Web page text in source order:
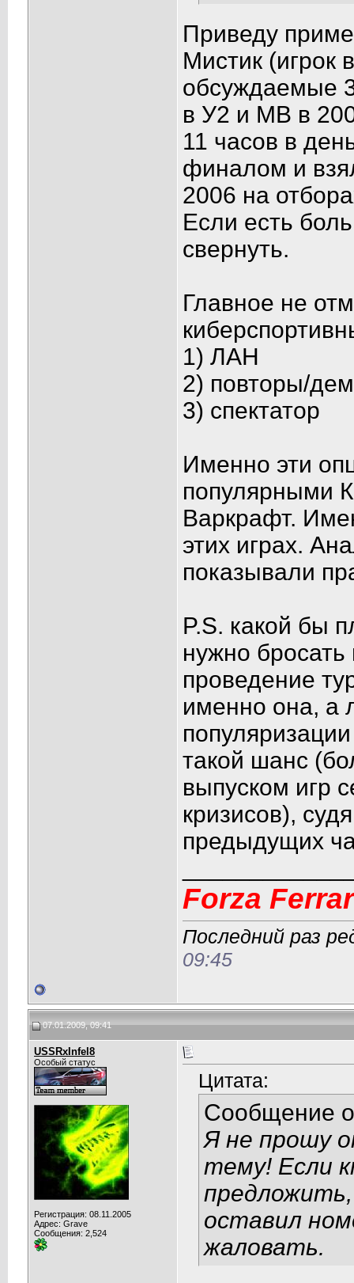
Приведу
Мистик (игрок
обсуждаемые
в У2 и МВ в
11 часов в
финалом и
2006 на
Если есть
свернуть.
Главное не
1) ЛАН
2) повторы/
3) спектатор
Именно эти
популярными
Варкрафт.
этих играх.
показывали
P.S. какой бы
нужно бросать
проведение
именно она, а
такой шанс
выпуском игр
кризисов),
предыдущих
Forza
Последний раз
09:45
07.01.2009, 09:41
USSRxInfel8
Особый статус
Регистрация: 08.11.2005
Адрес: Grave
Сообщения: 2,524
Цитата:
Сообщение
Я не прошу
тему! Если
оставил
жаловать.